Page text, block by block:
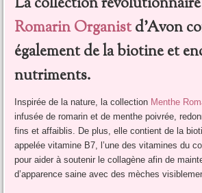
Romarin Organistd’Avon
également de la biotine et
nutriments.
Inspirée de la nature, la collection Menthe
infusée de romarin et de menthe poivrée,
fins et affaiblis. De plus, elle contient de la
appelée vitamine B7, l’une des vitamines du
pour aider à soutenir le collagène afin de
d’apparence saine avec des mèches